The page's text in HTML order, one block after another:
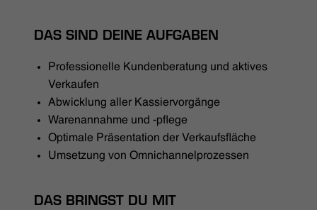
DAS SIND DEINE AUFGABEN
Professionelle Kundenberatung und aktives
Verkaufen
Abwicklung aller Kassiervorgänge
Warenannahme und -pflege
Optimale Präsentation der Verkaufsfläche
Umsetzung von Omnichannelprozessen
DAS BRINGST DU MIT